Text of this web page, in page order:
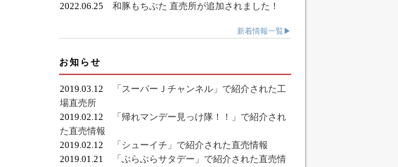
2022.06.25 和豚もちぶた 直売所が追加されました！
新着情報一覧▶
お知らせ
2019.03.12
「スーパーＪチャンネル」で紹介された工
場直売所
2019.02.12
「帰れマンデー見っけ隊！！」で紹介され
た直売情報
2019.02.12
「シューイチ」で紹介された直売情報
2019.01.21
「ぶらぶらサタデー」で紹介された直売情